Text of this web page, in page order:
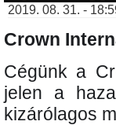
2019. 08. 31. -
Crown
Cégünk a
jelen a
kizárólagos